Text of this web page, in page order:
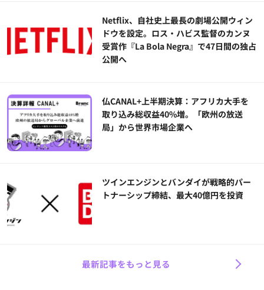
Netflix、自社史上最長の劇場公開ウィン
ドウを設定。ロス・ハビス監督のカンヌ
受賞作『La Bola Negra』で47日間の独占
公開へ
仏CANAL+上半期決算：アフリカ大手を
取り込み総収益40%増。「欧州の放送
局」から世界市場企業へ
ツインエンジンとバンダイが戦略的パー
トナーシップ締結、最大40億円を投資
最新記事をもっと見る